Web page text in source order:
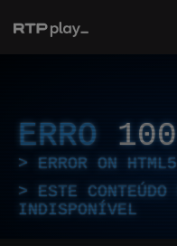
ERRO 100
ERROR ON
ESTE
INDISPONÍVEL